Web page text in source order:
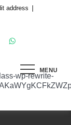
address
MENU